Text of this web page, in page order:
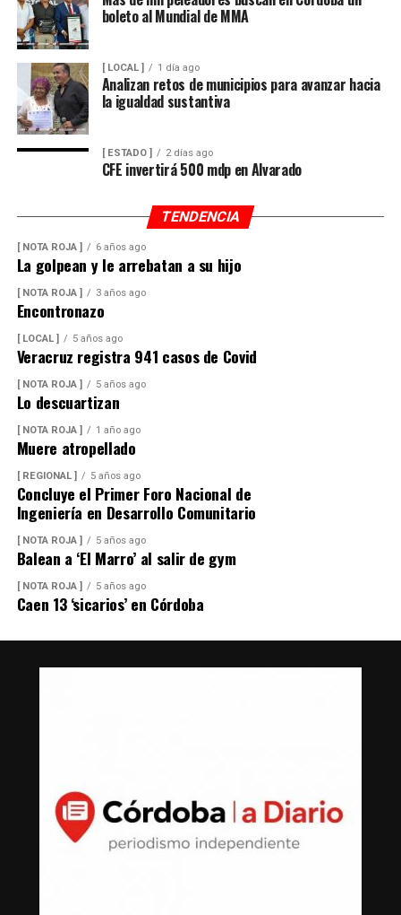
boleto al Mundial de MMA
[ LOCAL ] 1 día ago
Analizan retos de municipios para avanzar hacia
la igualdad sustantiva
[ ESTADO ] 2 días ago
CFE invertirá 500 mdp en Alvarado
TENDENCIA
[ NOTA ROJA ] 6 años ago
La golpean y le arrebatan a su hijo
[ NOTA ROJA ] 3 años ago
Encontronazo
[ LOCAL ] 5 años ago
Veracruz registra 941 casos de Covid
[ NOTA ROJA ] 5 años ago
Lo descuartizan
[ NOTA ROJA ] 1 año ago
Muere atropellado
[ REGIONAL ] 5 años ago
Concluye el Primer Foro Nacional de
Ingeniería en Desarrollo Comunitario
[ NOTA ROJA ] 5 años ago
Balean a ‘El Marro’ al salir de gym
[ NOTA ROJA ] 5 años ago
Caen 13 ‘sicarios’ en Córdoba